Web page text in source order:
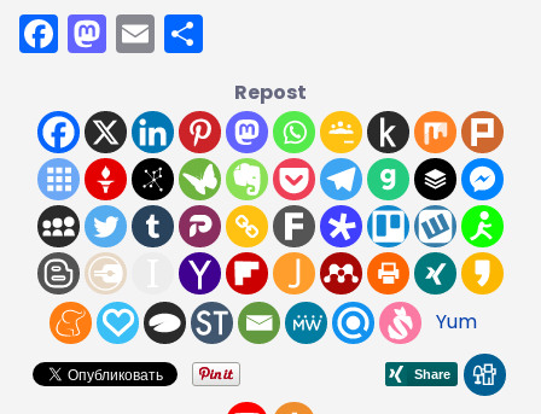
Facebook
Mastodon
Email
Repost
Yum